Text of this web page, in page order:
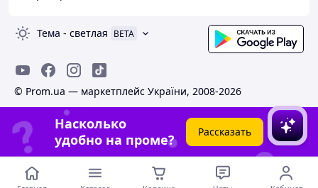
Тема - светлая BETA
© Prom.ua — маркетплейс України, 2008-2026
Насколько
удобно на проме?
Рассказать